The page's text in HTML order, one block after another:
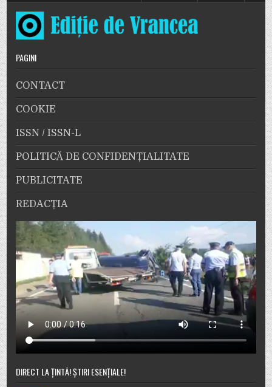
PAGINI
CONTACT
COOKIE
ISSN / ISSN-L
POLITICĂ DE CONFIDENȚIALITATE
PUBLICITATE
REDACȚIA
DIRECT LA ȚINTĂ! ȘTIRI ESENȚIALE!